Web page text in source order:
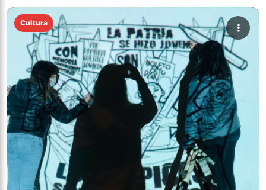
Cultura